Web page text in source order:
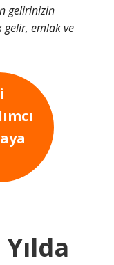
gelirinizin
gelir, emlak ve